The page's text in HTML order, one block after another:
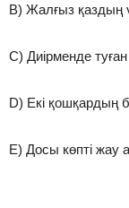
B) Жалғыз қаздың
C) Диірменде
D) Екі қошқардың
E) Досы көпті жау